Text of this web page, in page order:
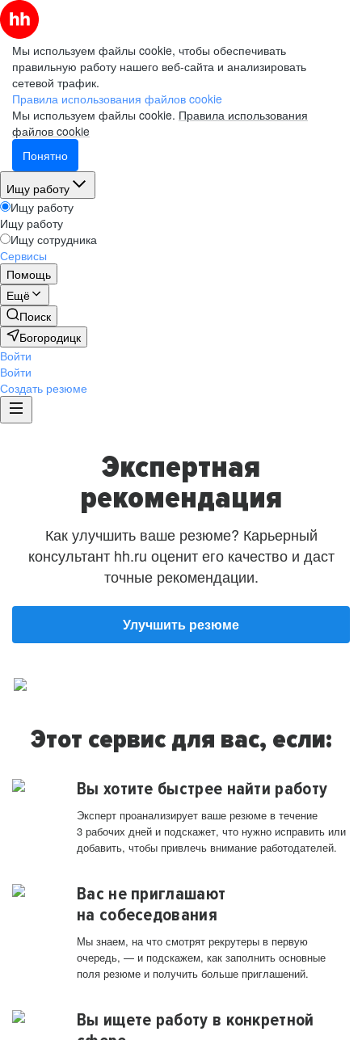
Мы используем файлы cookie, чтобы обеспечивать
правильную работу нашего веб-сайта и анализировать
сетевой трафик.
Правила использования файлов cookie
Мы используем файлы cookie. Правила использования
файлов cookie
Понятно
Ищу работу
Ищу работу
Ищу работу
Ищу сотрудника
Сервисы
Помощь
Ещё
Поиск
Богородицк
Войти
Войти
Создать резюме
Экспертная
рекомендация
Как улучшить ваше резюме? Карьерный
консультант hh.ru оценит его качество и даст
точные рекомендации.
Улучшить резюме
Этот сервис для вас, если:
Вы хотите быстрее найти работу
Эксперт проанализирует ваше резюме в течение
3 рабочих дней и подскажет, что нужно исправить или
добавить, чтобы привлечь внимание работодателей.
Вас не приглашают
на собеседования
Мы знаем, на что смотрят рекрутеры в первую
очередь, — и подскажем, как заполнить основные
поля резюме и получить больше приглашений.
Вы ищете работу в конкретной